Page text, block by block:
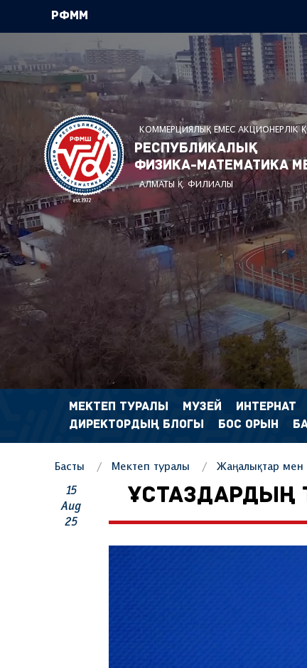
РФММ
КОММЕРЦИЯЛЫҚ ЕМЕС АКЦИОНЕРЛІК
Республикалық
физика-математика
АЛМАТЫ Қ. ФИЛИАЛЫ
МЕКТЕП ТУРАЛЫ МУЗЕЙ ИНТЕРНАТ
ДИРЕКТОРДЫҢ БЛОГЫ
БОС ОРЫН
Басты Мектеп туралы Жаңалықтар мен
15
Aug
25
ҰСТАЗДАРДЫҢ